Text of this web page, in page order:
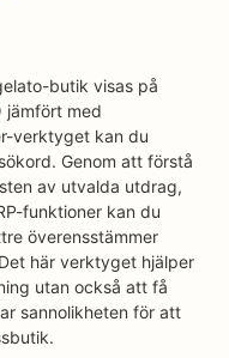
butik visas på
jämfört med
verktyget kan du
Genom att förstå
av utvalda utdrag,
funktioner kan du
överensstämmer
här verktyget hjälper
utan också att få
sannolikheten för att